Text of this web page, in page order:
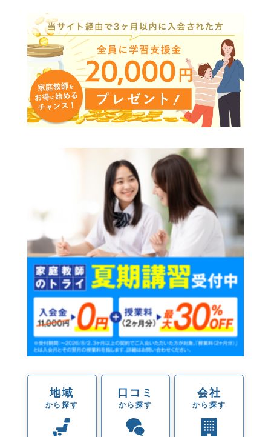
地域
から探す
口コミ
から探す
会社
から探す